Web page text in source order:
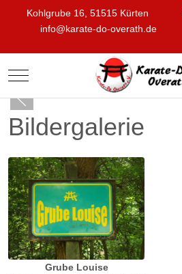
Kohlgrube 16, 51515 Kürten
info@karate-do-overath.de
Mobile Menu Toggle
Bildergalerie
Grube Louise